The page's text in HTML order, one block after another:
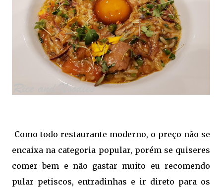
Como todo restaurante moderno, o preço não se
encaixa na categoria popular, porém se quiseres
comer bem e não gastar muito eu recomendo
pular petiscos, entradinhas e ir direto para os